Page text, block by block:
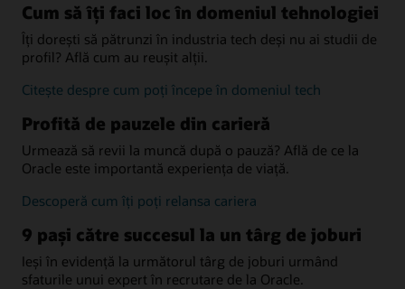
bune
Cum să îți faci loc în domeniul tehnologiei
Îți dorești să pătrunzi în industria tech deși nu ai studii de
profil? Află cum au reușit alții.
Citește despre cum poți începe în domeniul tech
Profită de pauzele din carieră
Urmează să revii la muncă după o pauză? Află de ce la
Oracle este importantă experiența de viață.
Descoperă cum îți poți relansa cariera
pauzele
din
carieră
9 pași către succesul la un târg de joburi
Ieși în evidență la următorul târg de joburi urmând
sfaturile unui expert în recrutare de la Oracle.